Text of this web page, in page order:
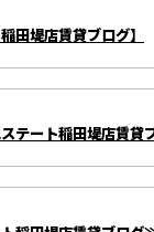
堤店賃貸ブログ】
ート稲田堤店賃貸ブ